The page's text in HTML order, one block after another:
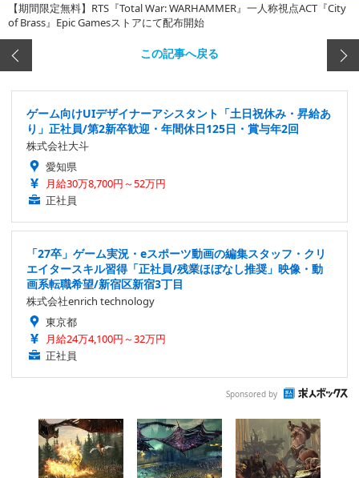
【期間限定無料】RTS『Total War: WARHAMMER』一人称視点ACT『City
of Brass』Epic Gamesストアにて配布開始
この記事へ戻る
ゲーム向けUIデザイナーアシスタント「土日祝休み・昇給あ
り」正社員/第2新卒歓迎・年間休日125日・賞与年2回
株式会社大斗
愛知県
月給30万8,700円～52万円
正社員
「27卒」ゲーム実況・eスポーツ動画の編集スタッフ・クリ
エイタースキル習得「正社員/残業ほぼなし推奨」映像・動
画系転職希望/新宿区新宿3丁目
株式会社enrich technology
東京都
月給24万4,100円～32万円
正社員
Sponsored by